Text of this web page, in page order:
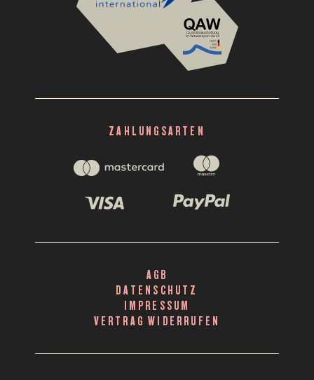
Translation
missing:
ZAHLUNGSARTEN
AGB
DATENSCHUTZ
IMPRESSUM
VERTRAG WIDERRUFEN